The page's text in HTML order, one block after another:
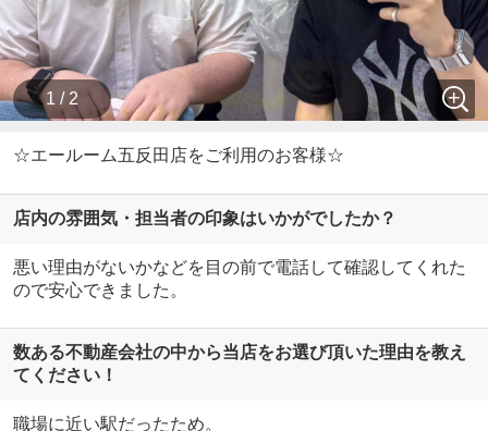
1 / 2
☆エールーム五反田店をご利用のお客様☆
店内の雰囲気・担当者の印象はいかがでしたか？
悪い理由がないかなどを目の前で電話して確認してくれた
ので安心できました。
数ある不動産会社の中から当店をお選び頂いた理由を教え
てください！
職場に近い駅だったため。